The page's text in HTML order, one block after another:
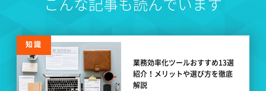
知識
業務効率化ツールおすすめ13選
紹介！メリットや選び方を徹底
解説